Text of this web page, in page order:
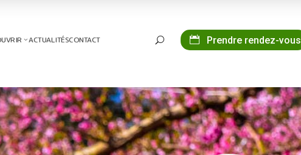
ACTUALITÉSCONTACT U Prendre rendez-vous